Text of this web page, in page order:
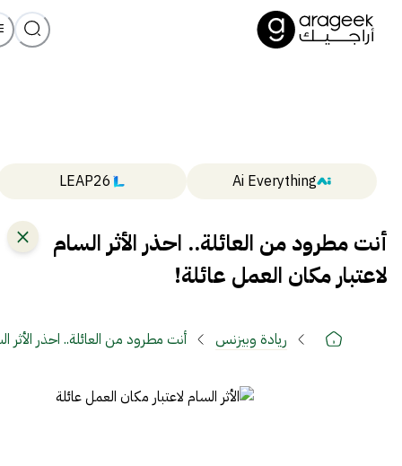
Ai Everything
LEAP26
أنت مطرود من العائلة.. احذر الأثر السام
لاعتبار مكان العمل عائلة!
ريادة وبيزنس أنت مطرود من العائلة.. احذر الأثر